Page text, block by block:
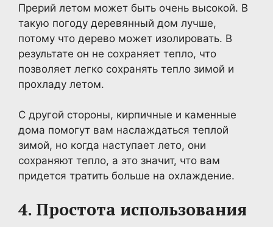
Прерий летом может быть очень высокой. В
такую погоду деревянный дом лучше,
потому что дерево может изолировать. В
результате он не сохраняет тепло, что
позволяет легко сохранять тепло зимой и
прохладу летом.
С другой стороны, кирпичные и каменные
дома помогут вам наслаждаться теплой
зимой, но когда наступает лето, они
сохраняют тепло, а это значит, что вам
придется тратить больше на охлаждение.
4. Простота использования